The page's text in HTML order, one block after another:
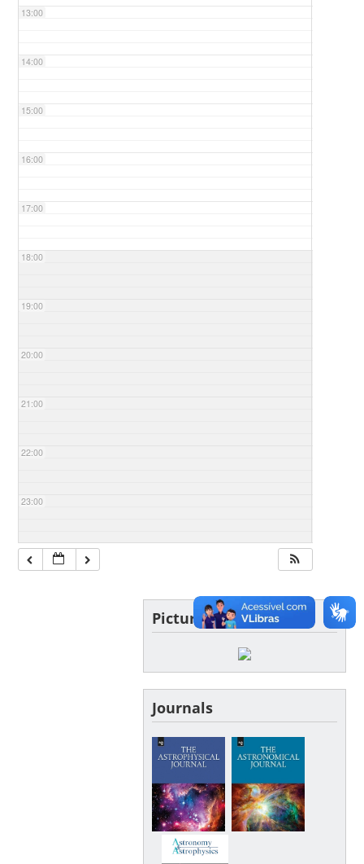
13:00
14:00
15:00
16:00
17:00
18:00
19:00
20:00
21:00
22:00
23:00
Picture of the day
Journals